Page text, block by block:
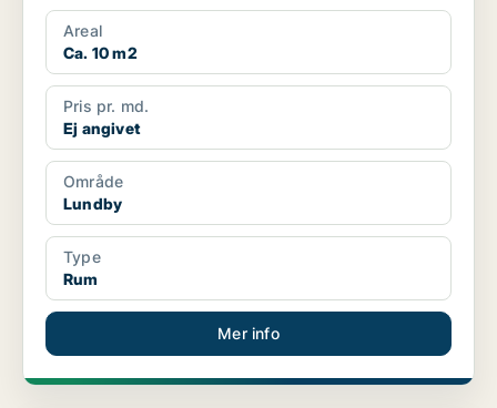
Areal
Ca. 10 m2
Pris pr. md.
Ej angivet
Område
Lundby
Type
Rum
Mer info